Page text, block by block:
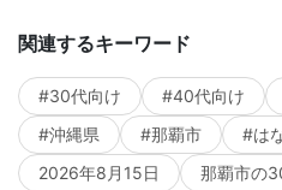
関連するキーワード
#30代向け #40代向け
#沖縄県
#那覇市
#は
2026年8月15日
那覇市の